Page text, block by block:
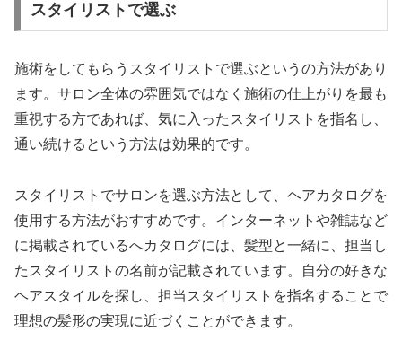
スタイリストで選ぶ
施術をしてもらうスタイリストで選ぶというの方法があり
ます。サロン全体の雰囲気ではなく施術の仕上がりを最も
重視する方であれば、気に入ったスタイリストを指名し、
通い続けるという方法は効果的です。
スタイリストでサロンを選ぶ方法として、ヘアカタログを
使用する方法がおすすめです。インターネットや雑誌など
に掲載されているへカタログには、髪型と一緒に、担当し
たスタイリストの名前が記載されています。自分の好きな
ヘアスタイルを探し、担当スタイリストを指名することで
理想の髪形の実現に近づくことができます。